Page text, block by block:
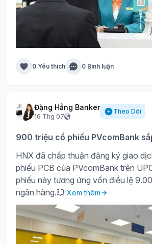
0 Yêu thích 0 Bình luận
Đặng Hằng Banker
16 Thg 07
Theo Dõi
900 triệu cổ phiếu PVcomBank
HNX đã chấp thuận đăng ký giao
phiếu PCB của PVcomBank trên
phiếu này tương ứng vốn điều lệ
ngân hàng.💥 Xem thêm